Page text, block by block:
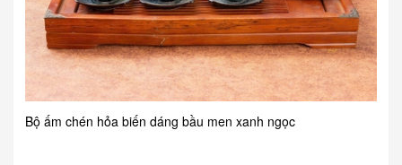
Bộ ấm chén hỏa biến dáng bầu men xanh ngọc